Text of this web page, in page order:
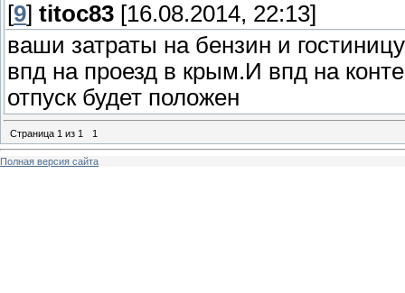
[9] titoc83 [16.08.2014, 22:13]
ваши затраты на бензин и
впд на проезд в крым.И впд на
отпуск будет положен
Страница 1 из 1 1
Полная версия сайта